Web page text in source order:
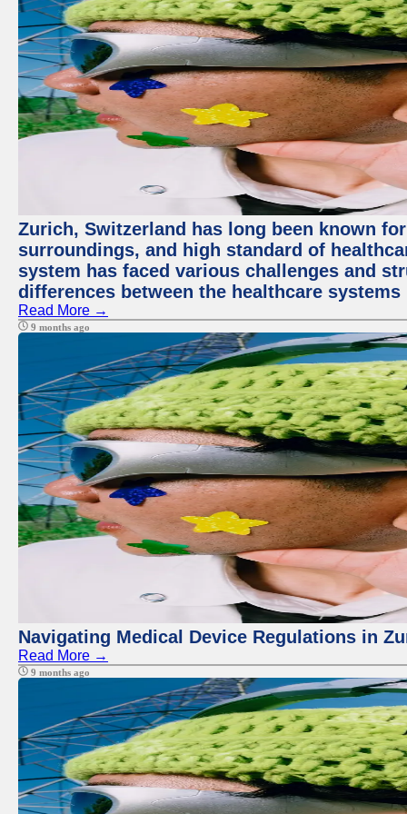
Zurich, Switzerland has long been known
surroundings, and high standard of
system has faced various challenges and
differences between the healthcare
Read More →
9 months ago
Navigating Medical Device Regulations in
Read More →
9 months ago